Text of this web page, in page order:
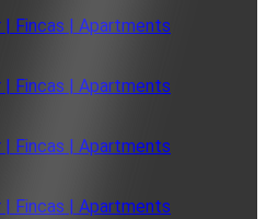
| Fincas | Apartments
| Fincas | Apartments
| Fincas | Apartments
| Fincas | Apartments